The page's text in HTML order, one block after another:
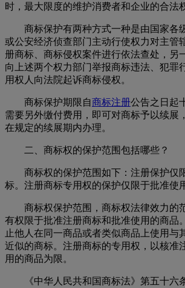
时，最大限度的维护消费者和企业的合法
商标保护有两种方式一种是由国家各
或公安经济侦查部门主动行使权力对主管
册商标、商标侵权案件进行依法查处，另
向上述两个权力部门举报商标违法、犯罪
用权人向法院起诉商标侵权。
商标保护期限自商标注册公告之日起
需要另外缴付费用，即可对商标予以续展
在规定的续展期内办理。
二、商标权的保护范围包括哪些？
商标权的保护范围如下：注册保护仅
标。注册商标专用权的保护仅限于批准使
商标权保护范围，商标权法律效力的
有权限于批准注册商标和批准使用的商品
止他人在同一商品或者类似商品上使用与
近似的商标。注册商标的专用权，以核准
用的商品为限。
《中华人民共和国商标法》第五十六